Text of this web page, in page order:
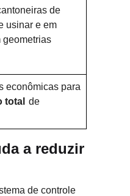
de
usinar e em
geometrias
econômicas para
total de
a reduzir
de controle